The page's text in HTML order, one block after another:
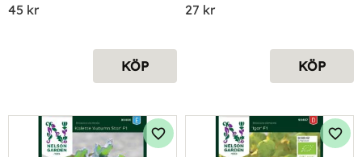
45 kr
KÖP
27 kr
KÖP
Lägg till i favoriter